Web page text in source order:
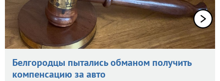
Белгородцы пытались обманом получить
компенсацию за авто